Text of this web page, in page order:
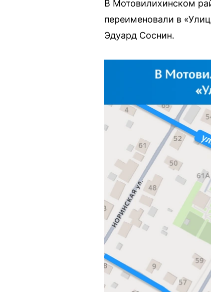
В Мотовилихинском
переименовали в
Эдуард Соснин.